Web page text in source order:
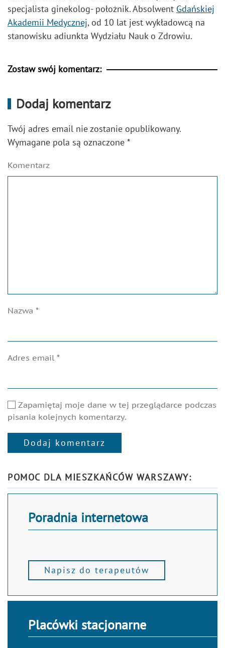
specjalista ginekolog- położnik. Absolwent Gdańskiej
Akademii Medycznej, od 10 lat jest wykładowcą na
stanowisku adiunkta Wydziału Nauk o Zdrowiu.
Zostaw swój komentarz:
Dodaj komentarz
Twój adres email nie zostanie opublikowany.
Wymagane pola są oznaczone *
Komentarz
Nazwa *
Adres email *
Zapamiętaj moje dane w tej przeglądarce podczas
pisania kolejnych komentarzy.
Dodaj komentarz
POMOC DLA MIESZKAŃCÓW WARSZAWY:
Poradnia internetowa
Napisz do terapeutów
Placówki stacjonarne